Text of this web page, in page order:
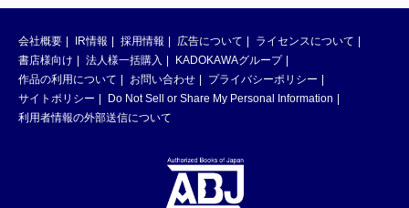
会社概要 IR情報 採用情報 広告について
ライセンスについて
書店様向け
法人様一括購入
KADOKAWAグループ
作品の利用について
お問い合わせ
プライバシーポリシー
サイトポリシー
Do Not Sell or Share My Personal Information
利用者情報の外部送信について